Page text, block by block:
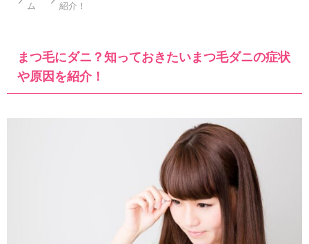
ム
紹介！
まつ毛にダニ？知っておきたいまつ毛ダニの症状
や原因を紹介！